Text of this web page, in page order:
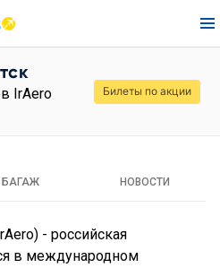
IrAero
Билеты по акции
БАГАЖ НОВОСТИ
- российская
в международном